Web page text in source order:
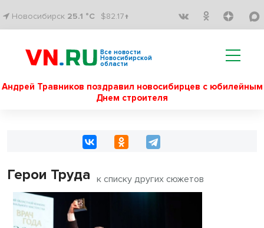
Новосибирск 25.1 °C $82.17↑
Все новости
Новосибирской
области
Андрей Травников поздравил новосибирцев с юбилейным
Днем строителя
Герои Труда к списку других сюжетов